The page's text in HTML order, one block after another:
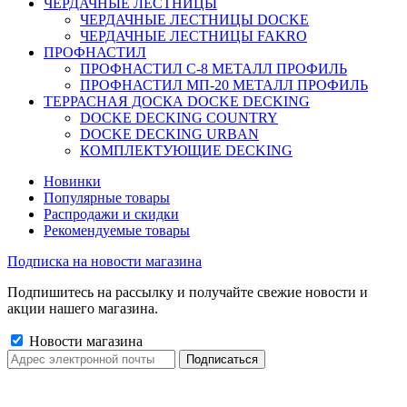
ЧЕРДАЧНЫЕ ЛЕСТНИЦЫ
ЧЕРДАЧНЫЕ ЛЕСТНИЦЫ DOCKE
ЧЕРДАЧНЫЕ ЛЕСТНИЦЫ FAKRO
ПРОФНАСТИЛ
ПРОФНАСТИЛ C-8 МЕТАЛЛ ПРОФИЛЬ
ПРОФНАСТИЛ МП-20 МЕТАЛЛ ПРОФИЛЬ
ТЕРРАСНАЯ ДОСКА DOCKE DECKING
DOCKE DECKING COUNTRY
DOCKE DECKING URBAN
КОМПЛЕКТУЮЩИЕ DECKING
Новинки
Популярные товары
Распродажи и скидки
Рекомендуемые товары
Подписка на новости магазина
Подпишитесь на рассылку и получайте свежие новости и
акции нашего магазина.
Новости магазина